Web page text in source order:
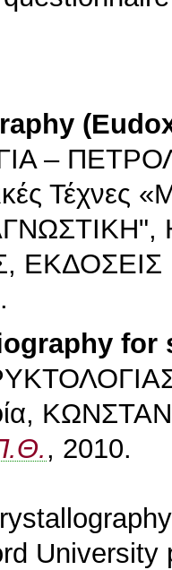
–
Τέχνες
ΕΚΔΟΣΕΙΣ
for
, 2010.
University